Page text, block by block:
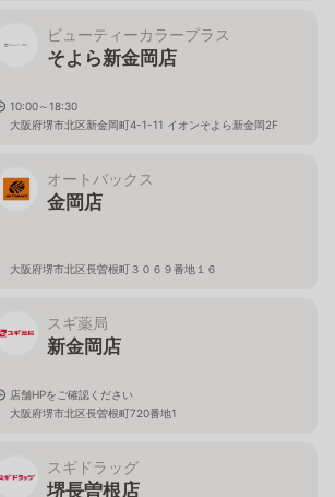
ビューティーカラープラス
そよら新金岡店
10:00～18:30
大阪府堺市北区新金岡町4-1-11 イオンそよら新金岡2F
オートバックス
金岡店
大阪府堺市北区長曽根町３０６９番地１６
スギ薬局
新金岡店
店舗HPをご確認ください
大阪府堺市北区長曽根町720番地1
スギドラッグ
堺長曽根店